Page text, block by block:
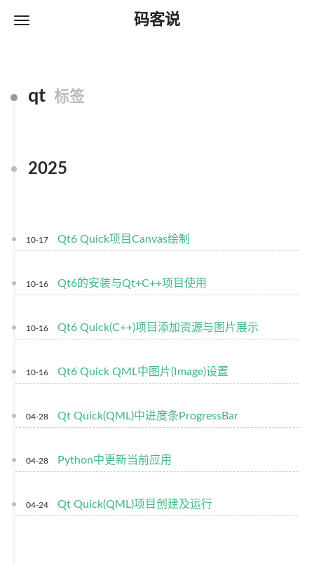
码客说
qt 标签
2025
10-17 Qt6 Quick项目Canvas绘制
10-16 Qt6的安装与Qt+C++项目使用
10-16 Qt6 Quick(C++)项目添加资源与图片展示
10-16 Qt6 Quick QML中图片(Image)设置
04-28 Qt Quick(QML)中进度条ProgressBar
04-28 Python中更新当前应用
04-24 Qt Quick(QML)项目创建及运行